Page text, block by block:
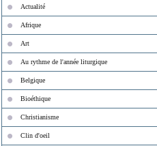
Actualité
Afrique
Art
Au rythme de l'année liturgique
Belgique
Bioéthique
Christianisme
Clin d'oeil